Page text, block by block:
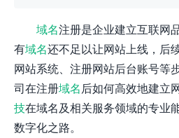
域名注册是企业建立互联网
有域名还不足以让网站上线，后
网站系统、注册网站后台账号等
司在注册域名后如何高效地建立
技在域名及相关服务领域的专业
数字化之路。